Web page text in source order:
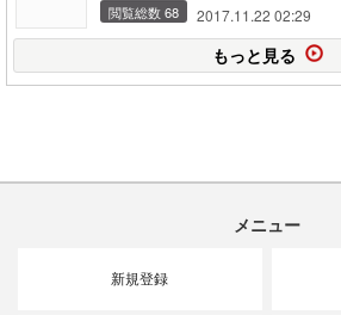
閲覧総数 68 2017.11.22 02:29
もっと見る
メニュー
新規登録